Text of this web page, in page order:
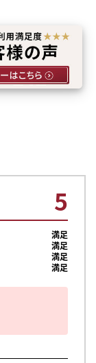
5
満足
満足
満足
満足